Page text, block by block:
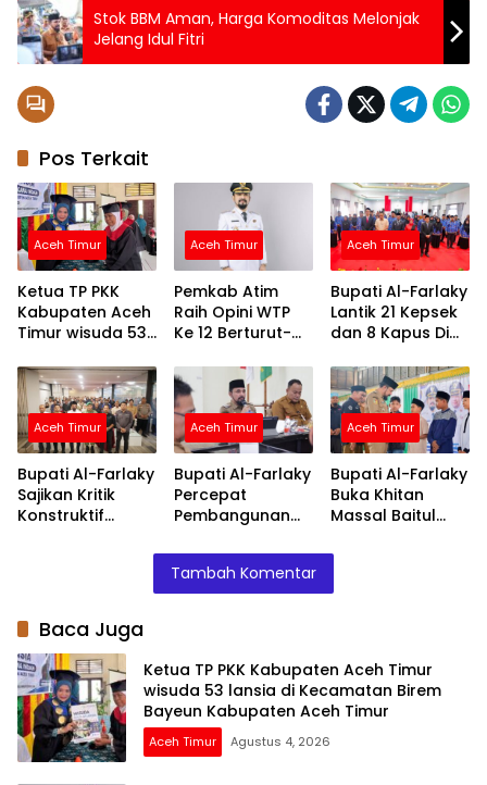
Stok BBM Aman, Harga Komoditas Melonjak
Jelang Idul Fitri
Pos Terkait
Aceh Timur
Ketua TP PKK
Kabupaten Aceh
Timur wisuda 53
Kecamatan
Birem Bayeun
Kabupaten Aceh
Timur
Aceh Timur
Pemkab Atim
Raih Opini WTP
Ke 12 Berturut-
TA.2025
Aceh Timur
Bupati Al-Farlaky
Lantik 21 Kepsek
dan 8 Kapus Di
Pemkab Atim
Aceh Timur
Bupati Al-Farlaky
Sajikan Kritik
Konstruktif
Aceh Timur
Bupati Al-Farlaky
Percepat
Pembangunan
Jadi
Aceh Timur
Bupati Al-Farlaky
Buka Khitan
Massal Baitul
Terima Layanan
Tambah Komentar
Baca Juga
Ketua TP PKK Kabupaten Aceh Timur
wisuda 53 lansia di Kecamatan Birem
Bayeun Kabupaten Aceh Timur
Aceh Timur Agustus 4, 2026